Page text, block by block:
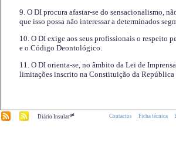
9. O DI procura afastar-se do sensacionalismo,
que isso possa não interessar a determinados
10. O DI exige aos seus profissionais o respeito
e o Código Deontológico.
11. O DI orienta-se, no âmbito da Lei de
limitações inscrito na Constituição da República
Diário Insular.pt Contactos Ficha técnica